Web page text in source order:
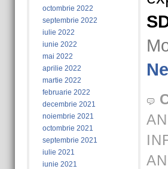
octombrie 2022
septembrie 2022
iulie 2022
iunie 2022
mai 2022
aprilie 2022
martie 2022
februarie 2022
decembrie 2021
noiembrie 2021
octombrie 2021
septembrie 2021
iulie 2021
iunie 2021